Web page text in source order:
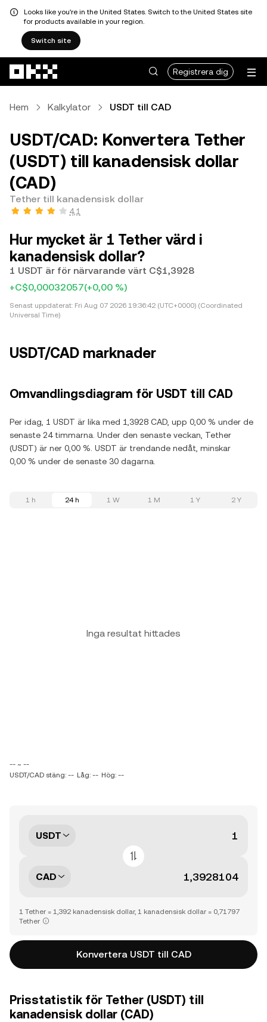
Looks like you're in the United States. Switch to the United States site
for products available in your region.
Switch site
Registrera dig
Hem Kalkylator USDT till CAD
USDT/CAD: Konvertera Tether
(USDT) till kanadensisk dollar
(CAD)
Tether till kanadensisk dollar
4,1
Hur mycket är 1 Tether värd i
kanadensisk dollar?
1 USDT är för närvarande värt C$1,3928
+C$0,00032057(+0,00 %)
Senast uppdaterat: Fri Aug 07 2026 19:36:42 (UTC+0000) (Coordinated
Universal Time)
USDT/CAD marknader
Omvandlingsdiagram för USDT till CAD
Per idag, 1 USDT är lika med 1,3928 CAD, upp 0,00 % under de
senaste 24 timmarna. Under den senaste veckan, Tether
(USDT) är ner 0,00 %. USDT är trendande nedåt, minskar
0,00 % under de senaste 30 dagarna.
1 h 24 h 1 W 1 M 1 Y 2 Y
Inga resultat hittades
-- ~ --
USDT/CAD stäng: -- Låg: -- Hög: --
USDT
CAD
1 Tether = 1,392 kanadensisk dollar, 1 kanadensisk dollar = 0,71797
Tether
Konvertera USDT till CAD
Prisstatistik för Tether (USDT) till
kanadensisk dollar (CAD)